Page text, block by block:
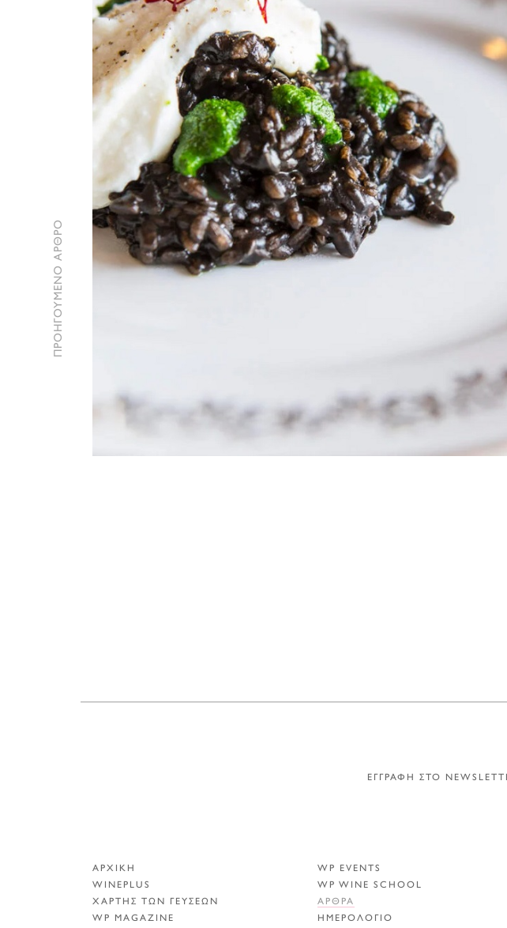
ΠΡΟΗΓΟΥΜΕΝΟ ΑΡΘΡΟ
ΕΓΓΡΑΦΗ ΣΤΟ
ΑΡΧΙΚΗ
WINEPLUS
ΧΑΡΤΗΣ ΤΩΝ ΓΕΥΣΕΩΝ
WP MAGAZINE
WP EVENTS
WP WINE SCHOOL
ΑΡΘΡΑ
ΗΜΕΡΟΛΟΓΙΟ